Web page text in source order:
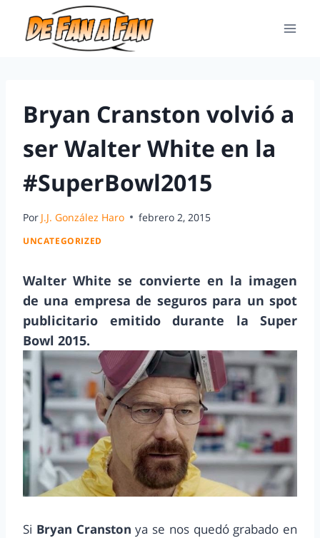
Bryan Cranston volvió a
ser Walter White en la
#SuperBowl2015
Por J.J. González Haro febrero 2, 2015
UNCATEGORIZED
Walter White se convierte en la imagen
de una empresa de seguros para un spot
publicitario emitido durante la Super
Bowl 2015.
Si Bryan Cranston ya se nos quedó grabado en